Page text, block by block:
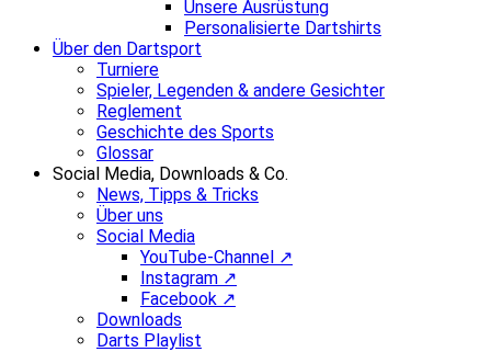
Unsere Ausrüstung
Personalisierte Dartshirts
Über den Dartsport
Turniere
Spieler, Legenden & andere Gesichter
Reglement
Geschichte des Sports
Glossar
Social Media, Downloads & Co.
News, Tipps & Tricks
Über uns
Social Media
YouTube-Channel ↗
Instagram ↗
Facebook ↗
Downloads
Darts Playlist